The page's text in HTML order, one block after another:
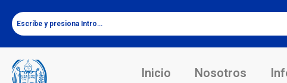
Inicio Nosotros